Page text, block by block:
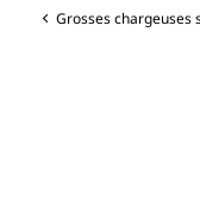
Grosses chargeuses